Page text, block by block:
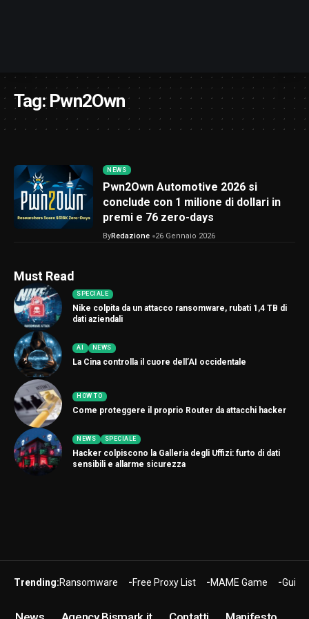
Tag:Pwn2Own
NEWS
Pwn2Own Automotive 2026 si
conclude con 1 milione di dollari in
premi e 76 zero-days
ByRedazione 26 Gennaio 2026
Must Read
SPECIALE
Nike colpita da un attacco ransomware, rubati 1,4 TB di
dati aziendali
AI NEWS
La Cina controlla il cuore dell’AI occidentale
HOW TO
Come proteggere il proprio Router da attacchi hacker
NEWS SPECIALE
Hacker colpiscono la Galleria degli Uffizi: furto di dati
sensibili e allarme sicurezza
Trending:Ransomware Free Proxy List MAME Game Guide